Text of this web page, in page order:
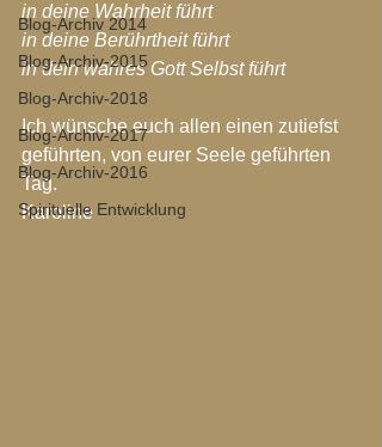
Blog-Archiv 2014
Blog-Archiv-2015
Blog-Archiv-2018
Blog-Archiv-2017
Blog-Archiv-2016
Spirituelle Entwicklung
in deine Wahrheit führt
in deine Berührtheit führt
in dein wahres Gott Selbst führt
Ich wünsche euch allen einen zutiefst
geführten, von eurer Seele geführten
Tag.
Karoline